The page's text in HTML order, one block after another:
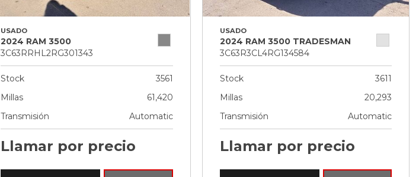
USADO
2024 RAM 3500
3C63RRHL2RG301343
Stock
3561
Millas
61,420
Transmisión
Automatic
Llamar por precio
USADO
2024 RAM 3500 TRADESMAN
3C63R3CL4RG134584
Stock
3611
Millas
20,293
Transmisión
Automatic
Llamar por precio